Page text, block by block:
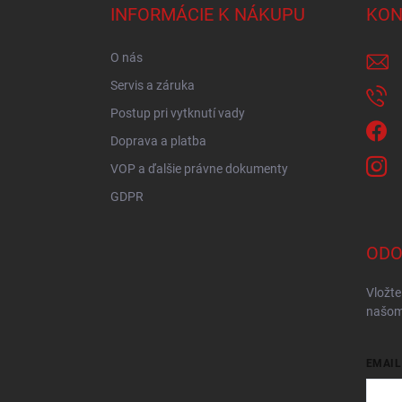
INFORMÁCIE K NÁKUPU
O nás
Servis a záruka
Postup pri vytknutí vady
Doprava a platba
VOP a ďalšie právne dokumenty
GDPR
EMAIL